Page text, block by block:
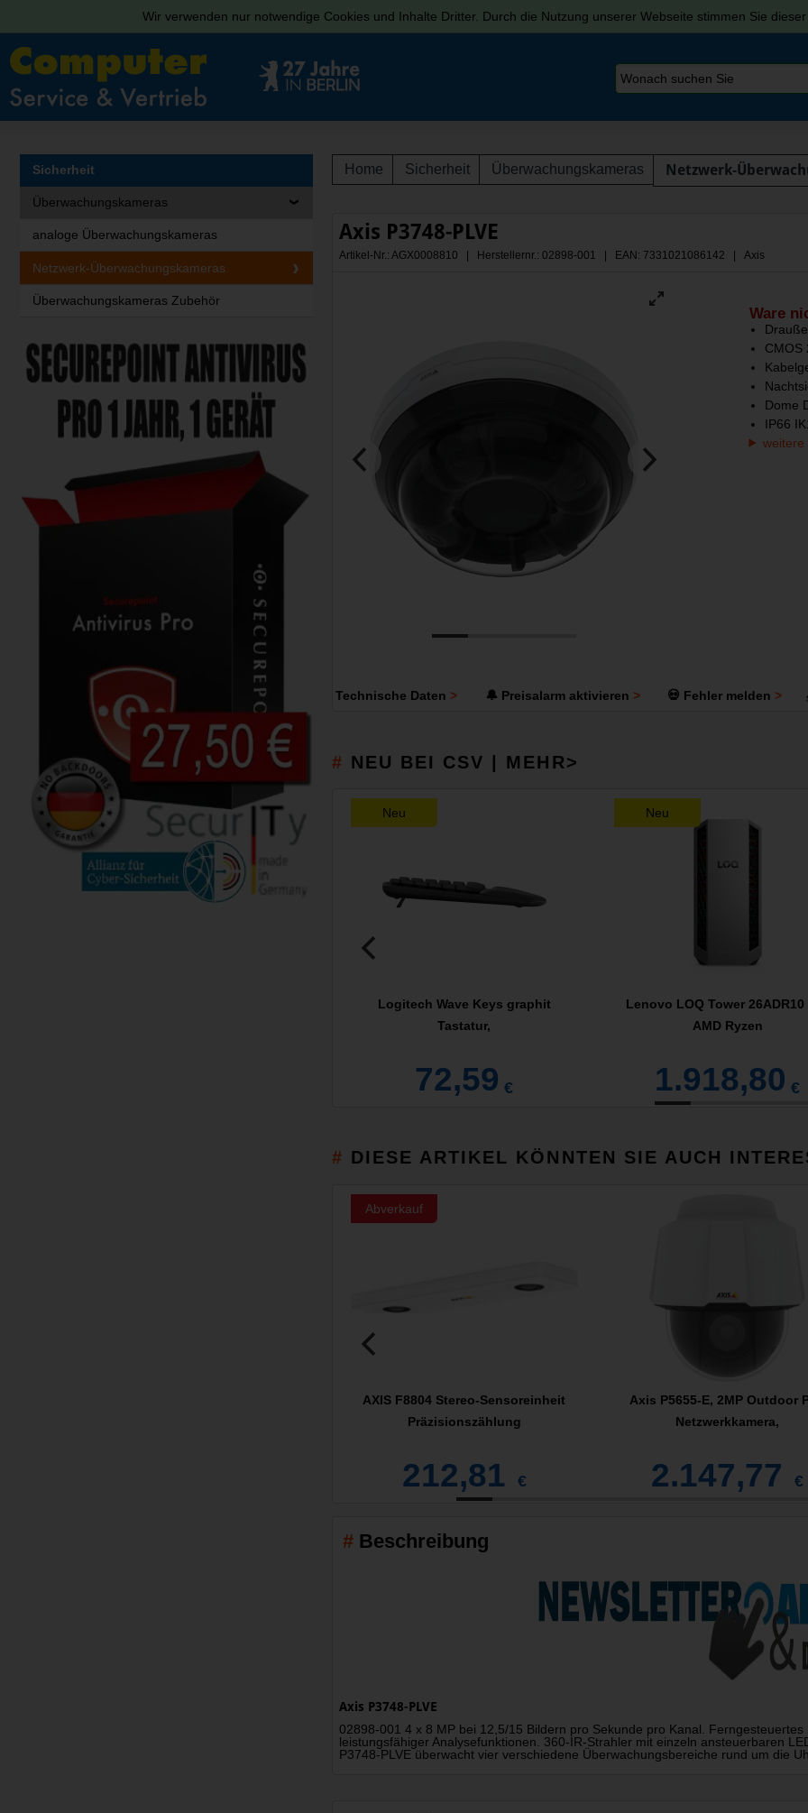
Wir verwenden nur notwendige Cookies und Inhalte Dritter. Durch die Nutzung unserer Webseite stimmen Sie dieser
Home Sicherheit Überwachungskameras Netzwerk-
Axis P3748-PLVE
Artikel-Nr.: AGX0008810 | Herstellernr.: 02898-001 | EAN: 7331021086142 | Axis
Ware
CMOS
Dome
IP66
weitere
Technische Daten 🔔 Preisalarm aktivieren 💀 Fehler melden
NEU BEI CSV | MEHR>
Neu
Logitech Wave Keys graphit
Tastatur,
72,59 €
Neu
Lenovo LOQ Tower 26ADR10
AMD Ryzen
1.918,80 €
DIESE ARTIKEL KÖNNTEN SIE AUCH
Abverkauf
AXIS F8804 Stereo-Sensoreinheit
Präzisionszählung
212,81 €
Axis P5655-E, 2MP Outdoor
Netzwerkkamera,
2.147,77 €
Beschreibung
Axis P3748-PLVE
02898-001 4 x 8 MP bei 12,5/15 Bildern pro Sekunde pro Kanal.
leistungsfähiger Analysefunktionen. 360-IR-Strahler mit einzeln ansteuerbaren
P3748-PLVE überwacht vier verschiedene Überwachungsbereiche rund um die
Sicherheit
Überwachungskameras
analoge Überwachungskameras
Netzwerk-Überwachungskameras
Überwachungskameras Zubehör